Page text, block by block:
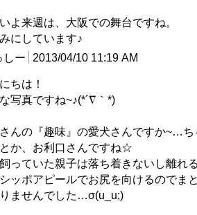
よ来週は、大阪での舞台ですね。
にしています♪
しー
2013/04/10 11:19 AM
ちは！
写真ですね~♪(*´∇｀*)
んの『趣味』の愛犬さんですか~…
か、お利口さんですね☆
っていた親子は落ち着きないし離れ
ッポアピールでお尻を向けるのでま
ませんでした…σ(u_u;)